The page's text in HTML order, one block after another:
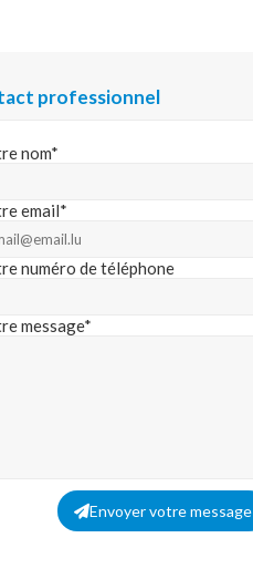
professionnel
nom*
email*
numéro de téléphone
message*
Envoyer votre message